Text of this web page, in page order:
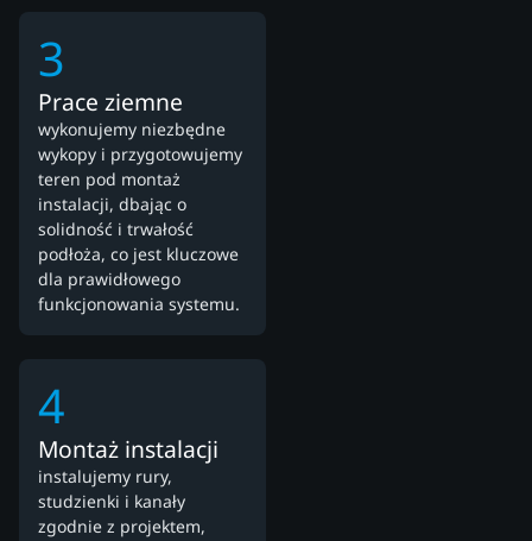
3
Prace ziemne
wykonujemy niezbędne
wykopy i przygotowujemy
teren pod montaż
instalacji, dbając o
solidność i trwałość
podłoża, co jest kluczowe
dla prawidłowego
funkcjonowania systemu.
4
Montaż instalacji
instalujemy rury,
studzienki i kanały
zgodnie z projektem,